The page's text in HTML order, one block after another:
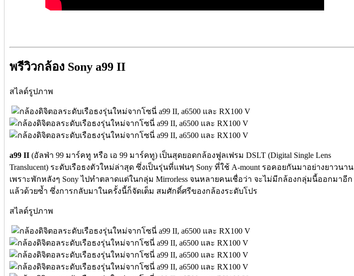
พรีวิวกล้อง Sony a99 II
สไลด์รูปภาพ
a99 II (อัลฟ่า 99 มาร์คทู หรือ เอ 99 มาร์คทู) เป็นสุดยอดกล้องฟูลเฟรม DSLT (Digital Single Lens
Translucent) ระดับเรือธงตัวใหม่ล่าสุด ซึ่งเป็นรุ่นที่แฟนๆ Sony ที่ใช้ A-mount รอคอยกันมาอย่างยาวนาน
เพราะพักหลังๆ Sony ไปทำตลาดแต่ในกลุ่ม Mirrorless จนหลายคนเชื่อว่า จะไม่มีกล้องกลุ่มนี้ออกมาอีก
แล้วด้วยซ้ำ ซึ่งการกลับมาในครั้งนี้ก็จัดเต็ม สมศักดิ์ศรีของกล้องระดับโปร
สไลด์รูปภาพ